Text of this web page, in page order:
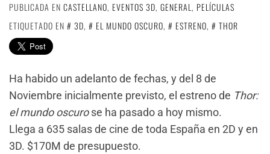
PUBLICADA EN CASTELLANO, EVENTOS 3D, GENERAL, PELÍCULAS
ETIQUETADO EN
3D, EL MUNDO OSCURO, ESTRENO, THOR
Ha habido un adelanto de fechas, y del 8 de
Noviembre inicialmente previsto, el estreno de Thor:
el mundo oscurose ha pasado a hoy mismo.
Llega a 635 salas de cine de toda España en 2D y en
3D. $170M de presupuesto.